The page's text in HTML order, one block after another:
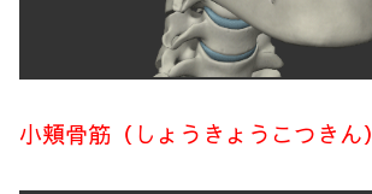
小頬骨筋（しょうきょうこつきん）